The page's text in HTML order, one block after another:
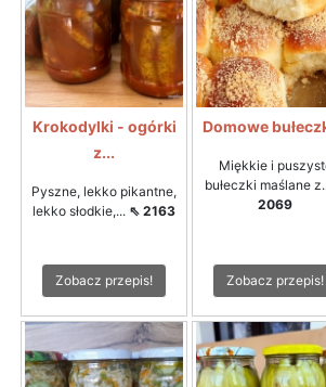
Krokodylki - ogórki
z...
Pyszne, lekko pikantne,
lekko słodkie,... ⇖ 2163
Zobacz przepis!
Domowe
Miękkie i
bułeczki maślane
2069
Zobacz przepis!